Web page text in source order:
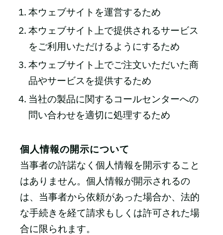
本ウェブサイトを運営するため
本ウェブサイト上で提供されるサービス
をご利用いただけるようにするため
本ウェブサイト上でご注文いただいた商
品やサービスを提供するため
当社の製品に関するコールセンターへの
問い合わせを適切に処理するため
個人情報の開示について
当事者の許諾なく個人情報を開示すること
はありません。個人情報が開示されるの
は、当事者から依頼があった場合か、法的
な手続きを経て請求もしくは許可された場
合に限られます。